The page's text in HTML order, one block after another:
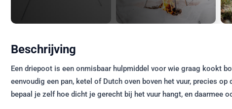
Beschrijving
Een driepoot is een onmisbaar hulpmiddel voor wie graag kookt
eenvoudig een pan, ketel of Dutch oven boven het vuur, precies
bepaal je zelf hoe dicht je gerecht bij het vuur hangt, en daarmee